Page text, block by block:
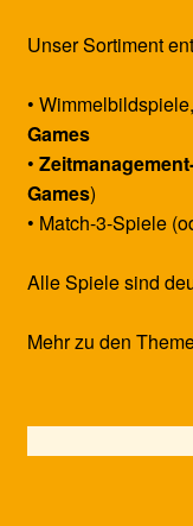
Unser Sortiment
•
Games
•
Games)
• Match-3-Spiele
Alle Spiele sind
Mehr zu den